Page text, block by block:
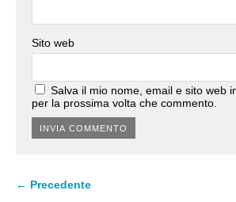
Sito web
Salva il mio nome, email e sito web
per la prossima volta che commento.
← Precedente